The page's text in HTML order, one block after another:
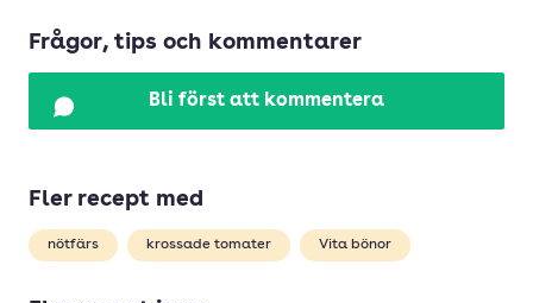
Frågor, tips och kommentarer
Bli först att kommentera
Fler recept med
nötfärs krossade tomater Vita bönor